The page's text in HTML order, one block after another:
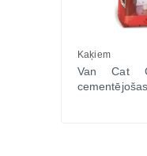
Kaķiem
Van Cat